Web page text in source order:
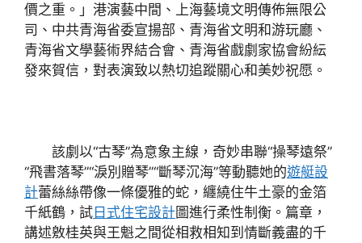
價之重。」港演藝中間、上海藝境文明傳佈無限公
司、中共青海省委宣揚部、青海省文明和游玩廳、
青海省文學藝術界結合會、青海省戲劇家協會紛紜
發來賀信，對表演致以熱切追蹤關心和美妙祝愿。
該劇以“古琴”為意象主線，奇妙串聯“操琴遠祭”
“飛書落琴”“淚別贈琴”“斷琴沉海”等動聽她的遊艇設
計蕾絲絲帶像一條優雅的蛇，纏繞住牛土豪的金箔
千紙鶴，試日式住宅設計圖進行柔性制衡。篇章，
講述敫桂英與王魁之間從相救相知到情斷義盡的千